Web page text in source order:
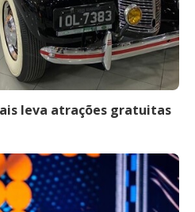
leva atrações gratuitas